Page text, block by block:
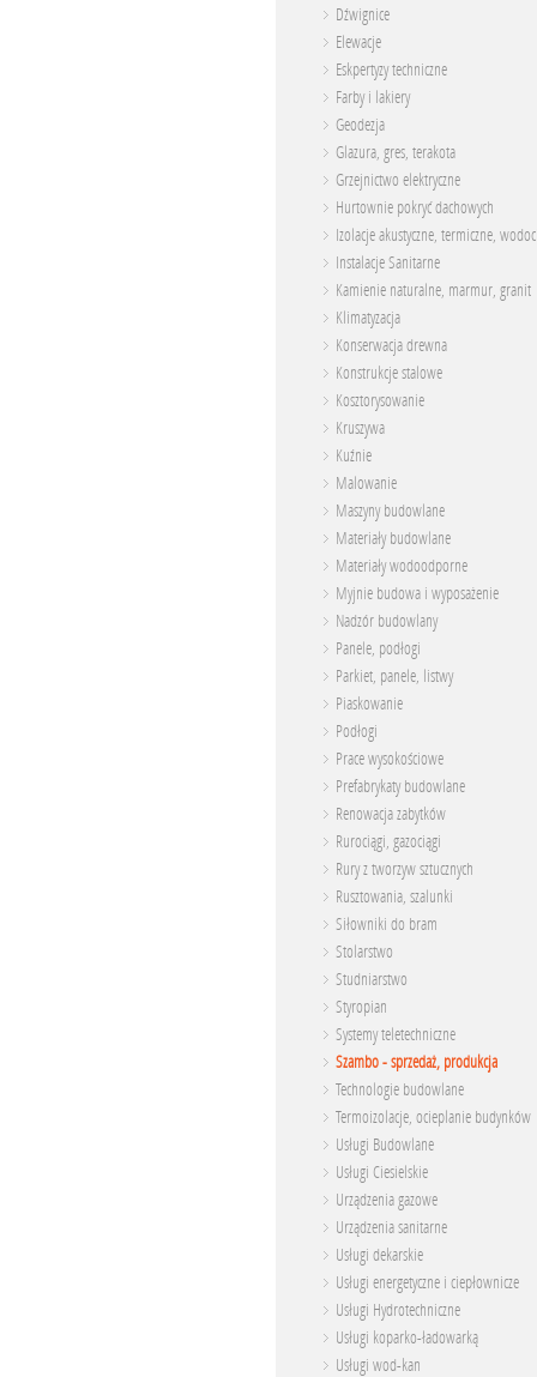
Dźwignice
Elewacje
Eskpertyzy techniczne
Farby i lakiery
Geodezja
Glazura, gres, terakota
Grzejnictwo elektryczne
Hurtownie pokryć dachowych
Izolacje akustyczne, termiczne,
Instalacje Sanitarne
Kamienie naturalne, marmur, granit
Klimatyzacja
Konserwacja drewna
Konstrukcje stalowe
Kosztorysowanie
Kruszywa
Kuźnie
Malowanie
Maszyny budowlane
Materiały budowlane
Materiały wodoodporne
Myjnie budowa i wyposażenie
Nadzór budowlany
Panele, podłogi
Parkiet, panele, listwy
Piaskowanie
Podłogi
Prace wysokościowe
Prefabrykaty budowlane
Renowacja zabytków
Rurociągi, gazociągi
Rury z tworzyw sztucznych
Rusztowania, szalunki
Siłowniki do bram
Stolarstwo
Studniarstwo
Styropian
Systemy teletechniczne
Szambo - sprzedaż, produkcja
Technologie budowlane
Termoizolacje, ocieplanie budynków
Usługi Budowlane
Usługi Ciesielskie
Urządzenia gazowe
Urządzenia sanitarne
Usługi dekarskie
Usługi energetyczne i ciepłownicze
Usługi Hydrotechniczne
Usługi koparko-ładowarką
Usługi wod-kan